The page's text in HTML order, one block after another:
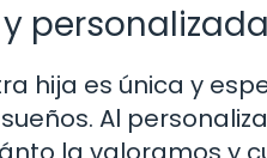
personalizada
hija es única y
Al